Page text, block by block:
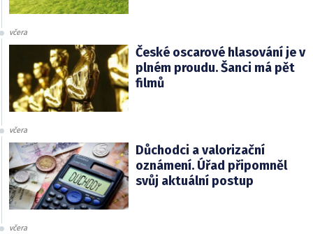
včera
České oscarové hlasování je v
plném proudu. Šanci má pět
filmů
včera
Důchodci a valorizační
oznámení. Úřad připomněl
svůj aktuální postup
včera